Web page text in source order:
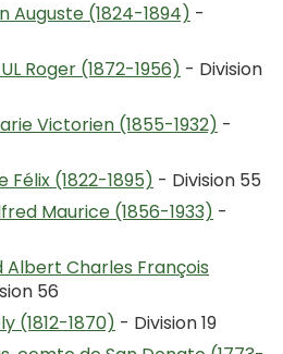
Auguste (1824-1894) -
Roger (1872-1956) - Division
Victorien (1855-1932) -
Félix (1822-1895) - Division 55
Maurice (1856-1933) -
Albert Charles François
56
(1812-1870) - Division 19